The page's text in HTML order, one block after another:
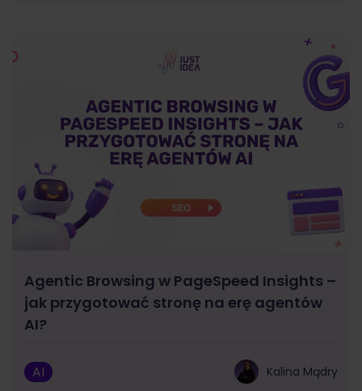
Agentic Browsing w PageSpeed Insights –
jak przygotować stronę na erę agentów
AI?
AI Kalina Mądry